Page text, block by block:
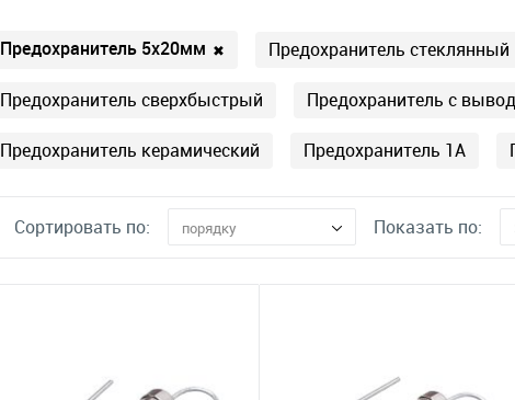
Предохранитель 5х20мм ✖ Предохранитель стеклянный
Предохранитель сверхбыстрый Предохранитель с
Предохранитель керамический Предохранитель 1А
Сортировать по: порядку Показать по: